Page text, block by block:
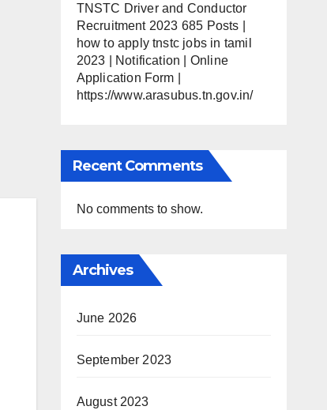
TNSTC Driver and Conductor
Recruitment 2023 685 Posts |
how to apply tnstc jobs in tamil
2023 | Notification | Online
Application Form |
https://www.arasubus.tn.gov.in/
Recent Comments
No comments to show.
Archives
June 2026
September 2023
August 2023